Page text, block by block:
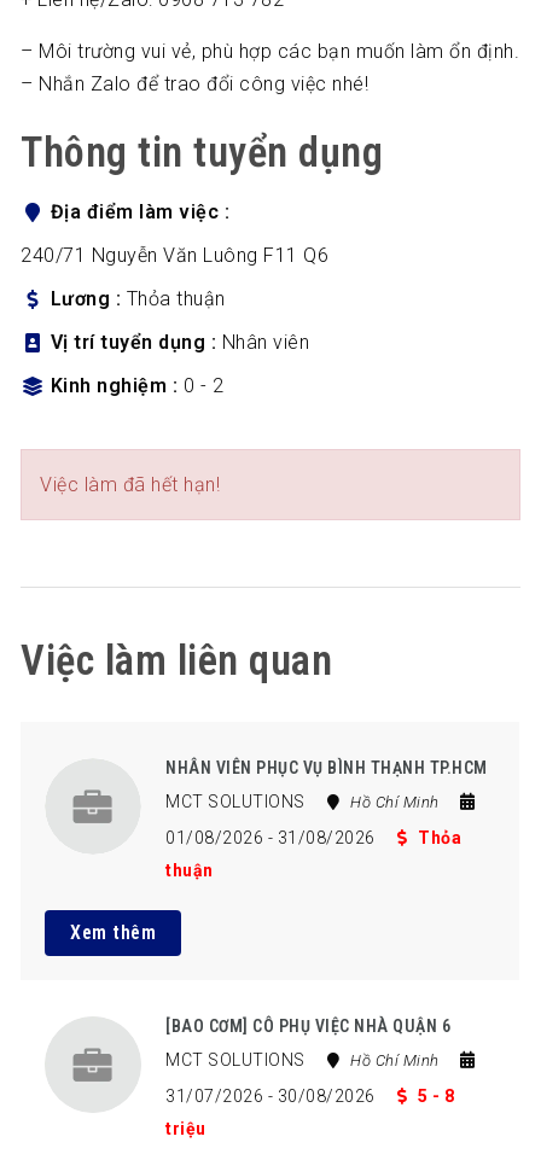
– Môi trường vui vẻ, phù hợp các bạn muốn làm ổn định.
– Nhắn Zalo để trao đổi công việc nhé!
Thông tin tuyển dụng
Địa điểm làm việc
240/71 Nguyễn Văn Luông F11 Q6
Lương
Thỏa thuận
Vị trí tuyển dụng
Nhân viên
Kinh nghiệm
0 - 2
Việc làm đã hết hạn!
Việc làm liên quan
NHÂN VIÊN PHỤC VỤ BÌNH THẠNH TP.HCM
MCT SOLUTIONS
Hồ Chí Minh
01/08/2026 - 31/08/2026
Thỏa
thuận
Xem thêm
[BAO CƠM] CÔ PHỤ VIỆC NHÀ QUẬN 6
MCT SOLUTIONS
Hồ Chí Minh
31/07/2026 - 30/08/2026
5 - 8
triệu